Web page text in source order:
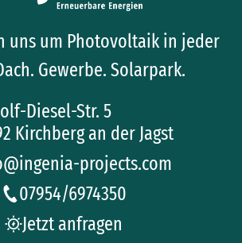
uns um Photovoltaik in jeder
Gewerbe. Solarpark.
Diesel-Str. 5
Kirchberg an der Jagst
projects.com
07954/6974350
Jetzt anfragen